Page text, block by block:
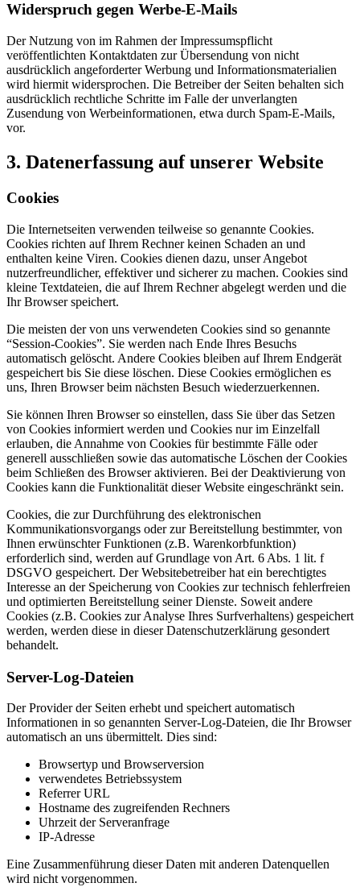
Widerspruch gegen Werbe-E-Mails
Der Nutzung von im Rahmen der Impressumspflicht
veröffentlichten Kontaktdaten zur Übersendung von nicht
ausdrücklich angeforderter Werbung und Informationsmaterialien
wird hiermit widersprochen. Die Betreiber der Seiten behalten sich
ausdrücklich rechtliche Schritte im Falle der unverlangten
Zusendung von Werbeinformationen, etwa durch Spam-E-Mails,
vor.
3. Datenerfassung auf unserer Website
Cookies
Die Internetseiten verwenden teilweise so genannte Cookies.
Cookies richten auf Ihrem Rechner keinen Schaden an und
enthalten keine Viren. Cookies dienen dazu, unser Angebot
nutzerfreundlicher, effektiver und sicherer zu machen. Cookies sind
kleine Textdateien, die auf Ihrem Rechner abgelegt werden und die
Ihr Browser speichert.
Die meisten der von uns verwendeten Cookies sind so genannte
“Session-Cookies”. Sie werden nach Ende Ihres Besuchs
automatisch gelöscht. Andere Cookies bleiben auf Ihrem Endgerät
gespeichert bis Sie diese löschen. Diese Cookies ermöglichen es
uns, Ihren Browser beim nächsten Besuch wiederzuerkennen.
Sie können Ihren Browser so einstellen, dass Sie über das Setzen
von Cookies informiert werden und Cookies nur im Einzelfall
erlauben, die Annahme von Cookies für bestimmte Fälle oder
generell ausschließen sowie das automatische Löschen der Cookies
beim Schließen des Browser aktivieren. Bei der Deaktivierung von
Cookies kann die Funktionalität dieser Website eingeschränkt sein.
Cookies, die zur Durchführung des elektronischen
Kommunikationsvorgangs oder zur Bereitstellung bestimmter, von
Ihnen erwünschter Funktionen (z.B. Warenkorbfunktion)
erforderlich sind, werden auf Grundlage von Art. 6 Abs. 1 lit. f
DSGVO gespeichert. Der Websitebetreiber hat ein berechtigtes
Interesse an der Speicherung von Cookies zur technisch fehlerfreien
und optimierten Bereitstellung seiner Dienste. Soweit andere
Cookies (z.B. Cookies zur Analyse Ihres Surfverhaltens) gespeichert
werden, werden diese in dieser Datenschutzerklärung gesondert
behandelt.
Server-Log-Dateien
Der Provider der Seiten erhebt und speichert automatisch
Informationen in so genannten Server-Log-Dateien, die Ihr Browser
automatisch an uns übermittelt. Dies sind:
Browsertyp und Browserversion
verwendetes Betriebssystem
Referrer URL
Hostname des zugreifenden Rechners
Uhrzeit der Serveranfrage
IP-Adresse
Eine Zusammenführung dieser Daten mit anderen Datenquellen
wird nicht vorgenommen.